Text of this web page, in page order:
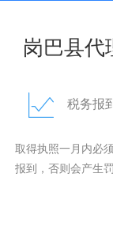
岗巴县代
税务报
取得执照一月内必
报到，否则会产生罚